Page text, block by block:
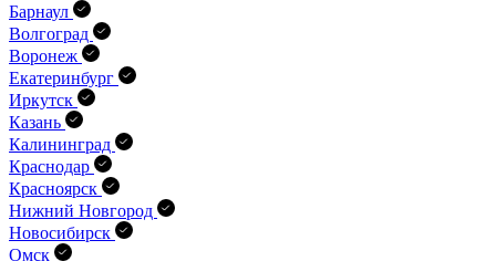
Барнаул
Волгоград
Воронеж
Екатеринбург
Иркутск
Казань
Калининград
Краснодар
Красноярск
Нижний Новгород
Новосибирск
Омск